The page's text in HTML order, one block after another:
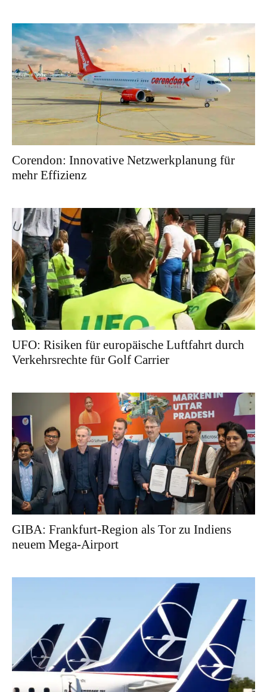
Corendon: Innovative Netzwerkplanung für
mehr Effizienz
UFO: Risiken für europäische Luftfahrt durch
Verkehrsrechte für Golf Carrier
GIBA: Frankfurt-Region als Tor zu Indiens
neuem Mega-Airport